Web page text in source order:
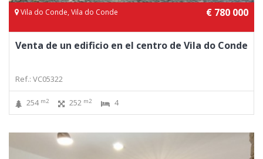
Vila do Conde, Vila do Conde € 780 000
Venta de un edificio en el centro de Vila do Conde
Ref.: VC05322
254 m2 252 m2 4